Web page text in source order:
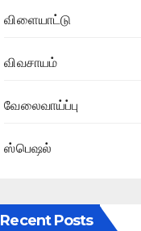
விளையாட்டு
விவசாயம்
வேலைவாய்ப்பு
ஸ்பெஷல்
Recent Posts